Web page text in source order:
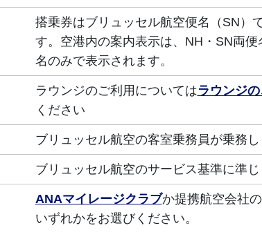
搭乗券はブリュッセル航空便名（SN）
す。空港内の案内表示は、NH・SN両便
名のみで表示されます。
ラウンジのご利用についてはラウンジ
ください
ブリュッセル航空の客室乗務員が乗務し
ブリュッセル航空のサービス基準に準じ
ANAマイレージクラブか提携航空会社
いずれかをお選びください。